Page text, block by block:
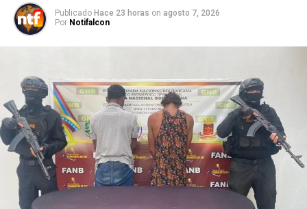
Publicado Hace 23 horas on agosto 7, 2026
Por Notifalcon